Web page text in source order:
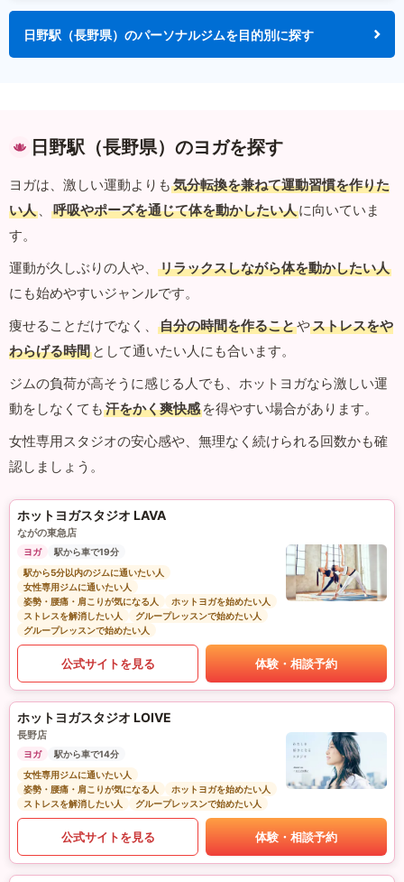
日野駅（長野県）のパーソナルジムを目的別に探す
日野駅（長野県）のヨガを探す
ヨガは、激しい運動よりも 気分転換を兼ねて運動習慣を作りた
い人 、 呼吸やポーズを通じて体を動かしたい人に向いていま
す。
運動が久しぶりの人や、
リラックスしながら体を動かしたい人
にも始めやすいジャンルです。
痩せることだけでなく、
自分の時間を作ることやストレスをや
わらげる時間 として通いたい人にも合います。
ジムの負荷が高そうに感じる人でも、ホットヨガなら激しい運
動をしなくても 汗をかく爽快感 を得やすい場合があります。
女性専用スタジオの安心感や、無理なく続けられる回数かも確
認しましょう。
ホットヨガスタジオ LAVA
ながの東急店
ヨガ
駅から車で19分
駅から5分以内のジムに通いたい人
女性専用ジムに通いたい人
姿勢・腰痛・肩こりが気になる人
ホットヨガを始めたい人
ストレスを解消したい人
グループレッスンで始めたい人
グループレッスンで始めたい人
公式サイトを見る 体験・相談予約
ホットヨガスタジオ LOIVE
長野店
ヨガ
駅から車で14分
女性専用ジムに通いたい人
姿勢・腰痛・肩こりが気になる人
ホットヨガを始めたい人
ストレスを解消したい人
グループレッスンで始めたい人
公式サイトを見る 体験・相談予約